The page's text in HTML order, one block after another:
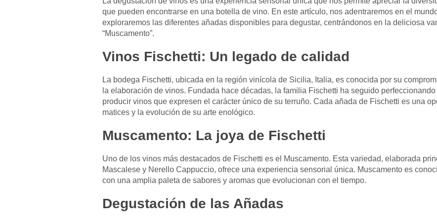
que pueden encontrarse en una botella de vino. En este artículo, nos adentraremos en el
exploraremos las diferentes añadas disponibles para degustar, centrándonos en la deliciosa
“Muscamento”.
Vinos Fischetti: Un legado de calidad
La bodega Fischetti, ubicada en la región vinícola de Sicilia, Italia, es conocida por su
la elaboración de vinos. Fundada hace décadas, la familia Fischetti ha seguido
producir vinos que expresen el carácter único de su terruño. Cada añada de Fischetti es una
matices y la evolución de su arte enológico.
Muscamento: La joya de Fischetti
Uno de los vinos más destacados de Fischetti es el Muscamento. Esta variedad, elaborada
Mascalese y Nerello Cappuccio, ofrece una experiencia sensorial única. Muscamento es
con una amplia paleta de sabores y aromas que evolucionan con el tiempo.
Degustación de las Añadas